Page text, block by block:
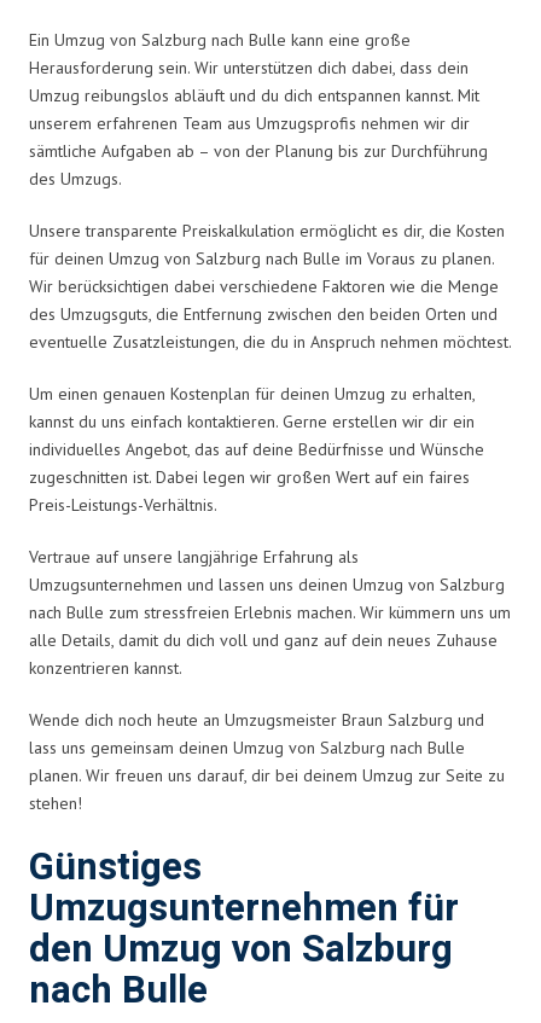
Ein Umzug von Salzburg nach Bulle kann eine große
Herausforderung sein. Wir unterstützen dich dabei, dass dein
Umzug reibungslos abläuft und du dich entspannen kannst. Mit
unserem erfahrenen Team aus Umzugsprofis nehmen wir dir
sämtliche Aufgaben ab – von der Planung bis zur Durchführung
des Umzugs.
Unsere transparente Preiskalkulation ermöglicht es dir, die Kosten
für deinen Umzug von Salzburg nach Bulle im Voraus zu planen.
Wir berücksichtigen dabei verschiedene Faktoren wie die Menge
des Umzugsguts, die Entfernung zwischen den beiden Orten und
eventuelle Zusatzleistungen, die du in Anspruch nehmen möchtest.
Um einen genauen Kostenplan für deinen Umzug zu erhalten,
kannst du uns einfach kontaktieren. Gerne erstellen wir dir ein
individuelles Angebot, das auf deine Bedürfnisse und Wünsche
zugeschnitten ist. Dabei legen wir großen Wert auf ein faires
Preis-Leistungs-Verhältnis.
Vertraue auf unsere langjährige Erfahrung als
Umzugsunternehmen und lassen uns deinen Umzug von Salzburg
nach Bulle zum stressfreien Erlebnis machen. Wir kümmern uns um
alle Details, damit du dich voll und ganz auf dein neues Zuhause
konzentrieren kannst.
Wende dich noch heute an Umzugsmeister Braun Salzburg und
lass uns gemeinsam deinen Umzug von Salzburg nach Bulle
planen. Wir freuen uns darauf, dir bei deinem Umzug zur Seite zu
stehen!
Günstiges
Umzugsunternehmen für
den Umzug von Salzburg
nach Bulle